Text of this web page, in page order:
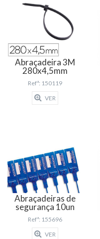
Abraçadeira 3M
280x4,5mm
Refª: 150119
VER
Abraçadeiras de
segurança 10un
Refª: 155696
VER